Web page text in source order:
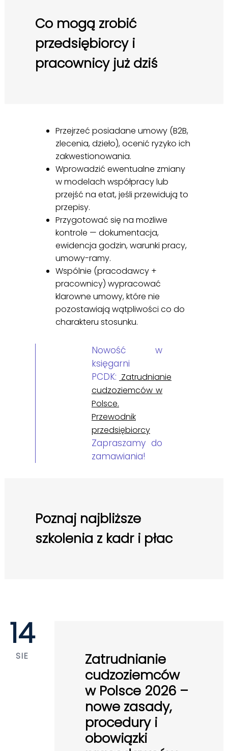
Co mogą zrobić
przedsiębiorcy i
pracownicy już dziś
Przejrzeć posiadane umowy (B2B,
zlecenia, dzieło), ocenić ryzyko ich
zakwestionowania.
Wprowadzić ewentualne zmiany
w modelach współpracy lub
przejść na etat, jeśli przewidują to
przepisy.
Przygotować się na możliwe
kontrole — dokumentacja,
ewidencja godzin, warunki pracy,
umowy-ramy.
Wspólnie (pracodawcy +
pracownicy) wypracować
klarowne umowy, które nie
pozostawiają wątpliwości co do
charakteru stosunku.
Nowość w
księgarni
PCDK: Zatrudnianie
cudzoziemców w
Polsce.
Przewodnik
przedsiębiorcy
Zapraszamy do
zamawiania!
Poznaj najbliższe
szkolenia z kadr i płac
14
SIE
Zatrudnianie
cudzoziemców
w Polsce 2026 –
nowe zasady,
procedury i
obowiązki